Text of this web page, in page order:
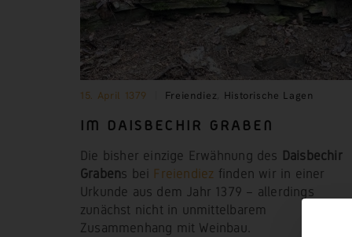
15. April 1379 Freiendiez Historische Lagen
IM DAISBECHIR GRABEN
Die bisher einzige Erwähnung des Daisbechir
Grabens bei Freiendiez finden wir in einer
Urkunde aus dem Jahr 1379 – allerdings
zunächst nicht in unmittelbarem
Zusammenhang mit Weinbau.